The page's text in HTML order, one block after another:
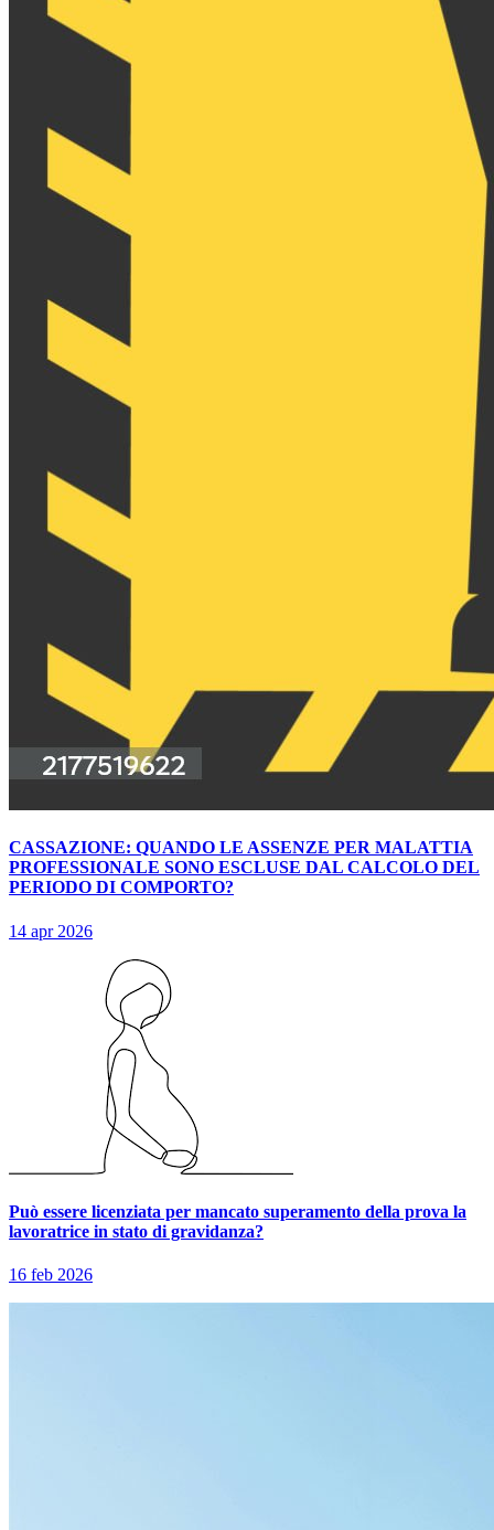
CASSAZIONE: QUANDO LE ASSENZE PER MALATTIA
PROFESSIONALE SONO ESCLUSE DAL CALCOLO DEL
PERIODO DI COMPORTO?
14 apr 2026
Può essere licenziata per mancato superamento della prova la
lavoratrice in stato di gravidanza?
16 feb 2026